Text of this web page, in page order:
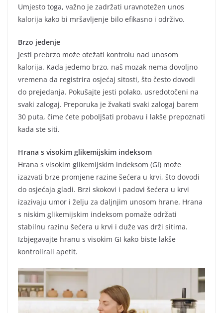
Umjesto toga, važno je zadržati uravnotežen unos
kalorija kako bi mršavljenje bilo efikasno i održivo.
Brzo jedenje
Jesti prebrzo može otežati kontrolu nad unosom
kalorija. Kada jedemo brzo, naš mozak nema dovoljno
vremena da registrira osjećaj sitosti, što često dovodi
do prejedanja. Pokušajte jesti polako, usredotočeni na
svaki zalogaj. Preporuka je žvakati svaki zalogaj barem
30 puta, čime ćete poboljšati probavu i lakše prepoznati
kada ste siti.
Hrana s visokim glikemijskim indeksom
Hrana s visokim glikemijskim indeksom (GI) može
izazvati brze promjene razine šećera u krvi, što dovodi
do osjećaja gladi. Brzi skokovi i padovi šećera u krvi
izazivaju umor i želju za daljnjim unosom hrane. Hrana
s niskim glikemijskim indeksom pomaže održati
stabilnu razinu šećera u krvi i duže vas drži sitima.
Izbjegavajte hranu s visokim GI kako biste lakše
kontrolirali apetit.